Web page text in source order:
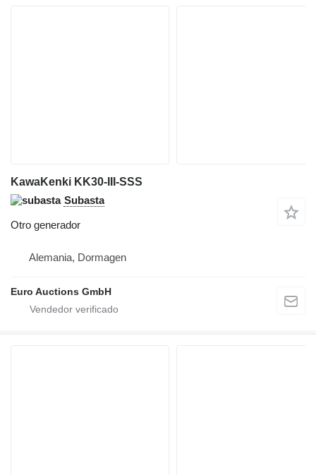
KawaKenki KK30-III-SSS
Subasta
Otro generador
Alemania, Dormagen
Euro Auctions GmbH